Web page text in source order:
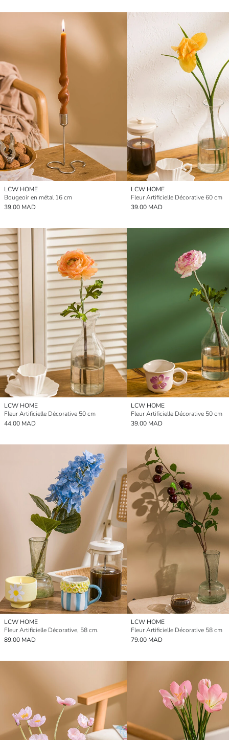
LCW HOME
Bougeoir en métal 16 cm
39.00 MAD
LCW HOME
Fleur Artificielle Décorative 60 cm
39.00 MAD
LCW HOME
Fleur Artificielle Décorative 50 cm
44.00 MAD
LCW HOME
Fleur Artificielle Décorative 50 cm
39.00 MAD
LCW HOME
Fleur Artificielle Décorative, 58 cm.
89.00 MAD
LCW HOME
Fleur Artificielle Décorative 58 cm
79.00 MAD